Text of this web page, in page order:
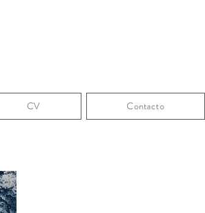
CV Contacto